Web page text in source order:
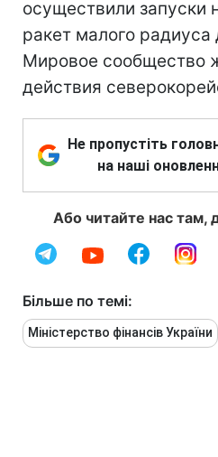
осуществили запуски
ракет малого радиуса
Мировое сообщество
действия
Не пропустіть
на наші
Або читайте нас там,
Більше по темі:
Міністерство фінансів України